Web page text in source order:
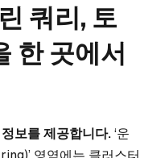
쿼리, 토
한 곳에서
보를 제공합니다.‘운